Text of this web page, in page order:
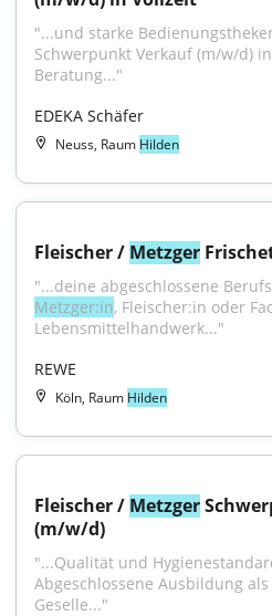
"...und starke
Schwerpunkt Verkauf (m/w/d)
Beratung..."
EDEKA Schäfer
Neuss, Raum Hilden
Fleischer / Metzger
Metzger:in, Fleischer:in oder
Lebensmittelhandwerk..."
REWE
Köln, Raum Hilden
Fleischer / Metzger
(m/w/d)
"...Qualität und
Abgeschlossene Ausbildung als
Geselle..."